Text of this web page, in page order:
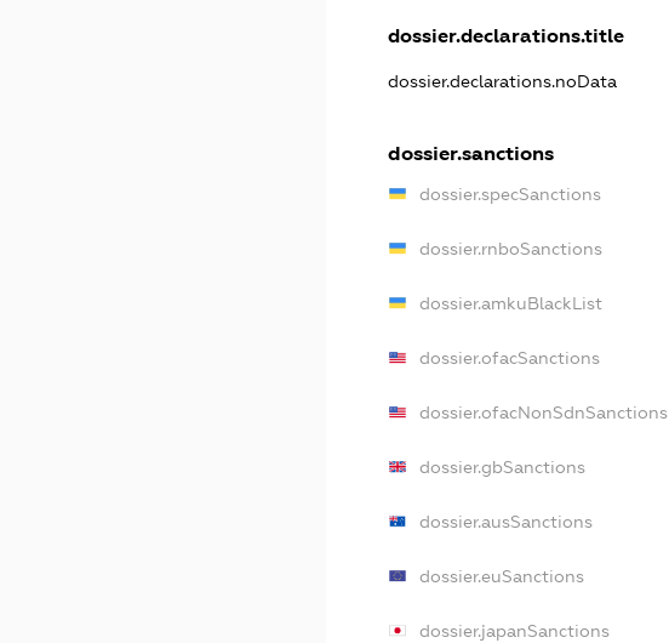
dossier.declarations.title
dossier.declarations.noData
dossier.sanctions
dossier.specSanctions
dossier.rnboSanctions
dossier.amkuBlackList
dossier.ofacSanctions
dossier.ofacNonSdnSanctions
dossier.gbSanctions
dossier.ausSanctions
dossier.euSanctions
dossier.japanSanctions